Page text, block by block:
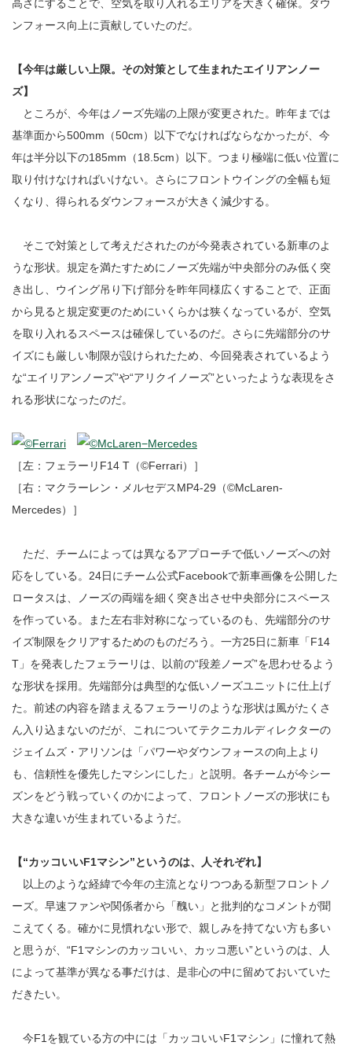
高さにすることで、空気を取り入れるエリアを大きく確保。ダウ
ンフォース向上に貢献していたのだ。
【今年は厳しい上限。その対策として生まれたエイリアンノー
ズ】
ところが、今年はノーズ先端の上限が変更された。昨年までは
基準面から500mm（50cm）以下でなければならなかったが、今
年は半分以下の185mm（18.5cm）以下。つまり極端に低い位置に
取り付けなければいけない。さらにフロントウイングの全幅も短
くなり、得られるダウンフォースが大きく減少する。
そこで対策として考えだされたのが今発表されている新車のよ
うな形状。規定を満たすためにノーズ先端が中央部分のみ低く突
き出し、ウイング吊り下げ部分を昨年同様広くすることで、正面
から見ると規定変更のためにいくらかは狭くなっているが、空気
を取り入れるスペースは確保しているのだ。さらに先端部分のサ
イズにも厳しい制限が設けられたため、今回発表されているよう
な“エイリアンノーズ”や“アリクイノーズ”といったような表現をさ
れる形状になったのだ。
［左：フェラーリF14 T（©Ferrari）］
［右：マクラーレン・メルセデスMP4-29（©McLaren-
Mercedes）］
ただ、チームによっては異なるアプローチで低いノーズへの対
応をしている。24日にチーム公式Facebookで新車画像を公開した
ロータスは、ノーズの両端を細く突き出させ中央部分にスペース
を作っている。また左右非対称になっているのも、先端部分のサ
イズ制限をクリアするためのものだろう。一方25日に新車「F14
T」を発表したフェラーリは、以前の“段差ノーズ”を思わせるよう
な形状を採用。先端部分は典型的な低いノーズユニットに仕上げ
た。前述の内容を踏まえるフェラーリのような形状は風がたくさ
ん入り込まないのだが、これについてテクニカルディレクターの
ジェイムズ・アリソンは「パワーやダウンフォースの向上より
も、信頼性を優先したマシンにした」と説明。各チームが今シー
ズンをどう戦っていくのかによって、フロントノーズの形状にも
大きな違いが生まれているようだ。
【“カッコいいF1マシン”というのは、人それぞれ】
以上のような経緯で今年の主流となりつつある新型フロントノ
ーズ。早速ファンや関係者から「醜い」と批判的なコメントが聞
こえてくる。確かに見慣れない形で、親しみを持てない方も多い
と思うが、“F1マシンのカッコいい、カッコ悪い”というのは、人
によって基準が異なる事だけは、是非心の中に留めておいていた
だきたい。
今F1を観ている方の中には「カッコいいF1マシン」に憧れて熱